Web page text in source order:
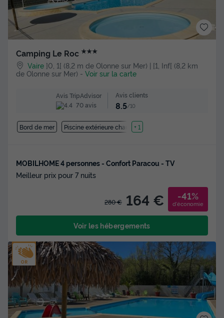
Camping Le Roc ★★★
Vaire ]0, 1[ (8,2 m de Olonne sur Mer) | [1, Inf[ (8,2 km
de Olonne sur Mer) - Voir sur la carte
Avis TripAdvisor
70 avis
Avis clients
8.5/10
Bord de mer Piscine extérieure chauffée
+ 1
MOBILHOME 4 personnes - Confort Paracou - TV
Meilleur prix pour 7 nuits
280 € 164 € -41%
d'économie
Voir les hébergements